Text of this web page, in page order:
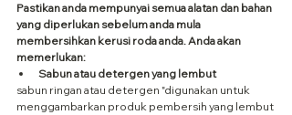
Pastikan anda mempunyai semua alatan dan bahan
yang diperlukan sebelum anda mula
membersihkan kerusi roda anda. Anda akan
memerlukan:
Sabun atau detergen yang lembut
sabun ringan atau detergen "digunakan untuk
menggambarkan produk pembersih yang lembut